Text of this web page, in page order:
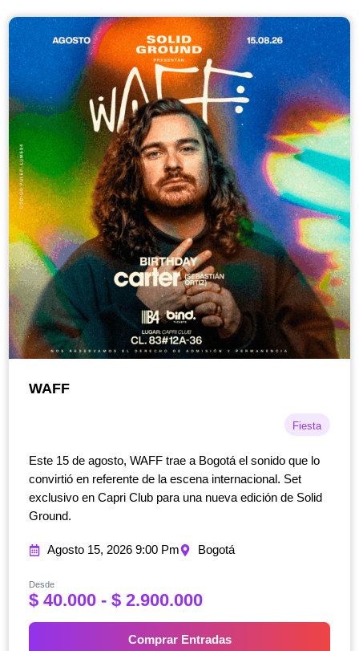
WAFF
Fiesta
Este 15 de agosto, WAFF trae a Bogotá el sonido que lo
convirtió en referente de la escena internacional. Set
exclusivo en Capri Club para una nueva edición de Solid
Ground.
Agosto 15, 2026 9:00 Pm Bogotá
Desde
$40.000 - $2.900.000R
n
Comprar Entradas